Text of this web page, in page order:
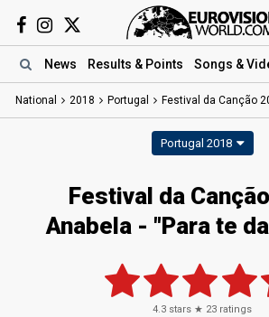
News Results & Points Songs &
National 2018 Portugal Festival da Canção
Portugal 2018
Festival da
Anabela - "Para te
4.3 stars ★ 23 ratings